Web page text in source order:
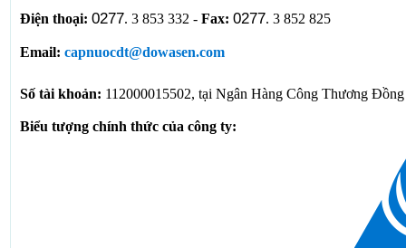
Điện thoại: 0277. 3 853 332 - Fax: 0277. 3 852 825
Email: capnuocdt@dowasen.com
Số tài khoản: 112000015502, tại Ngân Hàng Công Thương
Biểu tượng chính thức của công ty: